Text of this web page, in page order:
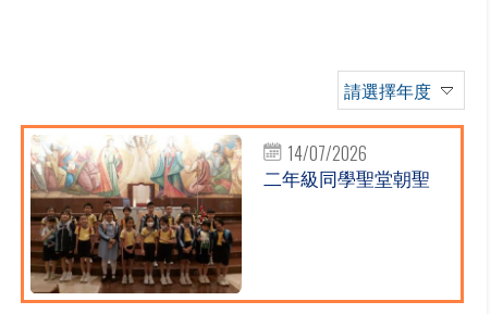
請選擇年度
14/07/2026
二年級同學聖堂朝聖